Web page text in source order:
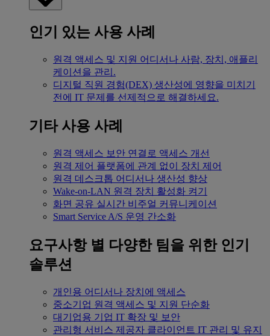
인기 있는 사용 사례
원격 액세스 및 지원 어디서나 사람, 장치, 애플리
케이션을 관리.
디지털 직원 경험(DEX) 생산성에 영향을 미치기
전에 IT 문제를 선제적으로 해결하세요.
기타 사용 사례
원격 액세스 보안 연결로 액세스 개선
원격 제어 플랫폼에 관계 없이 장치 제어
원격 데스크톱 어디서나 생산성 향상
Wake-on-LAN 원격 장치 활성화 켜기
화면 공유 실시간 비주얼 커뮤니케이션
Smart Service A/S 운영 간소화
요구사항 별 다양한 팀을 위한 인기
솔루션
개인용 어디서나 장치에 액세스
중소기업 원격 액세스 및 지원 단순화
대기업용 기업 IT 확장 및 보안
관리형 서비스 제공자 클라이언트 IT 관리 및 유지